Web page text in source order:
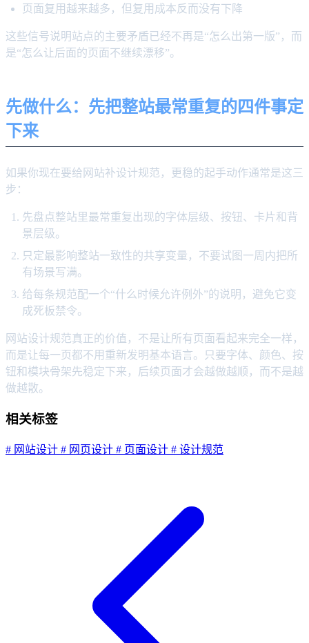
页面复用越来越多，但复用成本反而没有下降
这些信号说明站点的主要矛盾已经不再是“怎么出第一版”，而
是“怎么让后面的页面不继续漂移”。
先做什么：先把整站最常重复的四件事定
下来
如果你现在要给网站补设计规范，更稳的起手动作通常是这三
步：
先盘点整站里最常重复出现的字体层级、按钮、卡片和背
景层级。
只定最影响整站一致性的共享变量，不要试图一周内把所
有场景写满。
给每条规范配一个“什么时候允许例外”的说明，避免它变
成死板禁令。
网站设计规范真正的价值，不是让所有页面看起来完全一样，
而是让每一页都不用重新发明基本语言。只要字体、颜色、按
钮和模块骨架先稳定下来，后续页面才会越做越顺，而不是越
做越散。
相关标签
# 网站设计 # 网页设计 # 页面设计 # 设计规范